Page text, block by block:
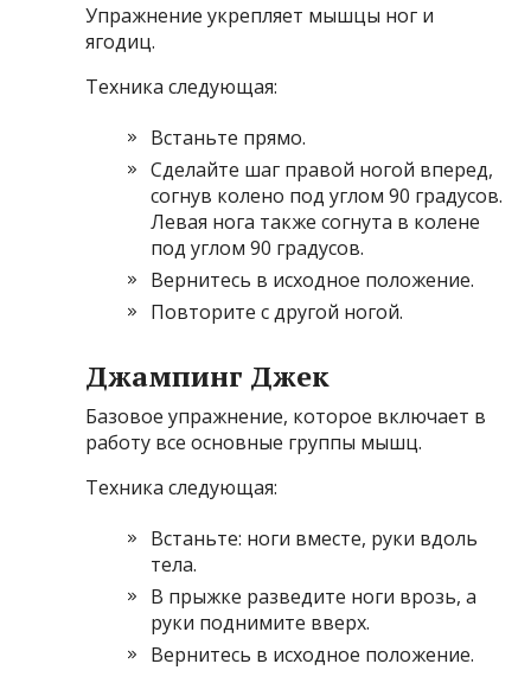
Упражнение укрепляет мышцы ног и
ягодиц.
Техника следующая:
Встаньте прямо.
Сделайте шаг правой ногой вперед,
согнув колено под углом 90 градусов.
Левая нога также согнута в колене
под углом 90 градусов.
Вернитесь в исходное положение.
Повторите с другой ногой.
Джампинг Джек
Базовое упражнение, которое включает в
работу все основные группы мышц.
Техника следующая:
Встаньте: ноги вместе, руки вдоль
тела.
В прыжке разведите ноги врозь, а
руки поднимите вверх.
Вернитесь в исходное положение.